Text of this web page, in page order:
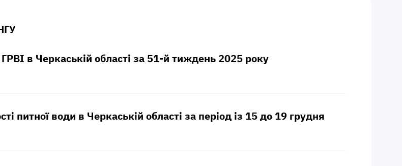
в Черкаській області за 51-й тиждень 2025 року
питної води в Черкаській області за період із 15 до 19 грудня